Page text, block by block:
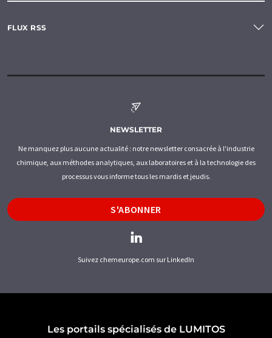
FLUX RSS
NEWSLETTER
Ne manquez plus aucune actualité : notre newsletter consacrée à l'industrie
chimique, aux méthodes analytiques, aux laboratoires et à la technologie des
processus vous informe tous les mardis et jeudis.
S'ABONNER
Suivez chemeurope.com sur LinkedIn
Les portails spécialisés de LUMITOS